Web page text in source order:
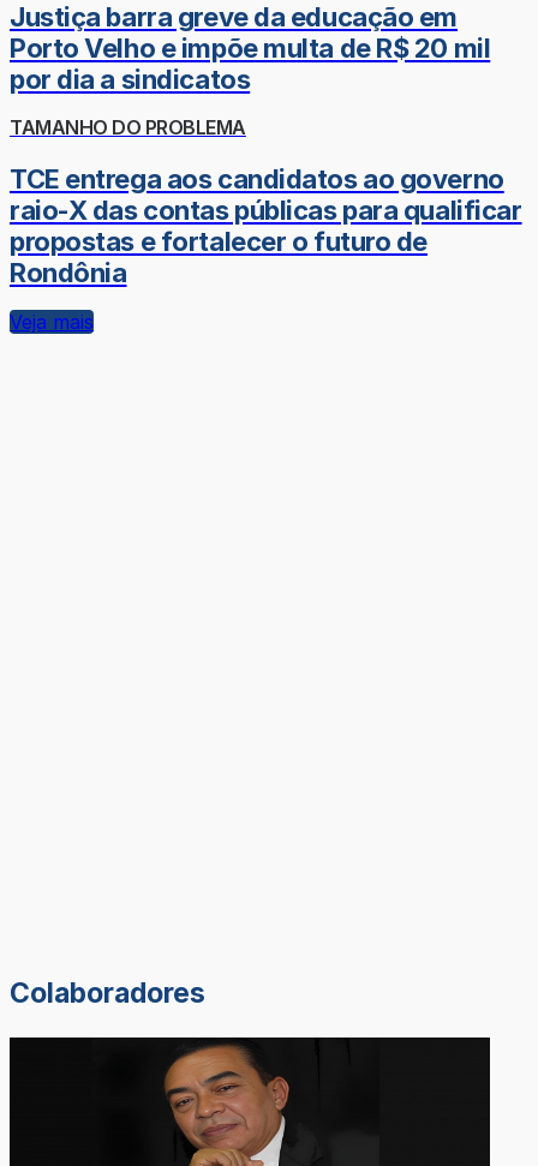
Justiça barra greve da educação em
Porto Velho e impõe multa de R$ 20 mil
por dia a sindicatos
TAMANHO DO PROBLEMA
TCE entrega aos candidatos ao governo
raio-X das contas públicas para qualificar
propostas e fortalecer o futuro de
Rondônia
Veja mais
Colaboradores